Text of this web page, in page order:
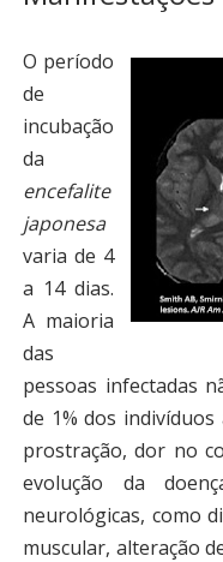
O período
de
incubação
da
encefalite
japonesa
varia de 4
a 14 dias.
A maioria
das
pessoas infectadas
de 1% dos
prostração, dor no
evolução da
neurológicas, como
muscular, alteração